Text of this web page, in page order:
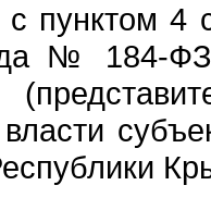
с пунктом 4
№ 184-
власти